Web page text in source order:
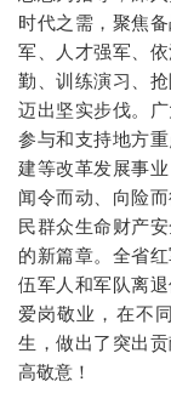
时代之需，聚焦
军、人才强军、
勤、训练演习、
迈出坚实步伐。
参与和支持地方
建等改革发展事
闻令而动、向险
民群众生命财产
的新篇章。全省
伍军人和军队离
爱岗敬业，在不
生，做出了突出
高敬意！